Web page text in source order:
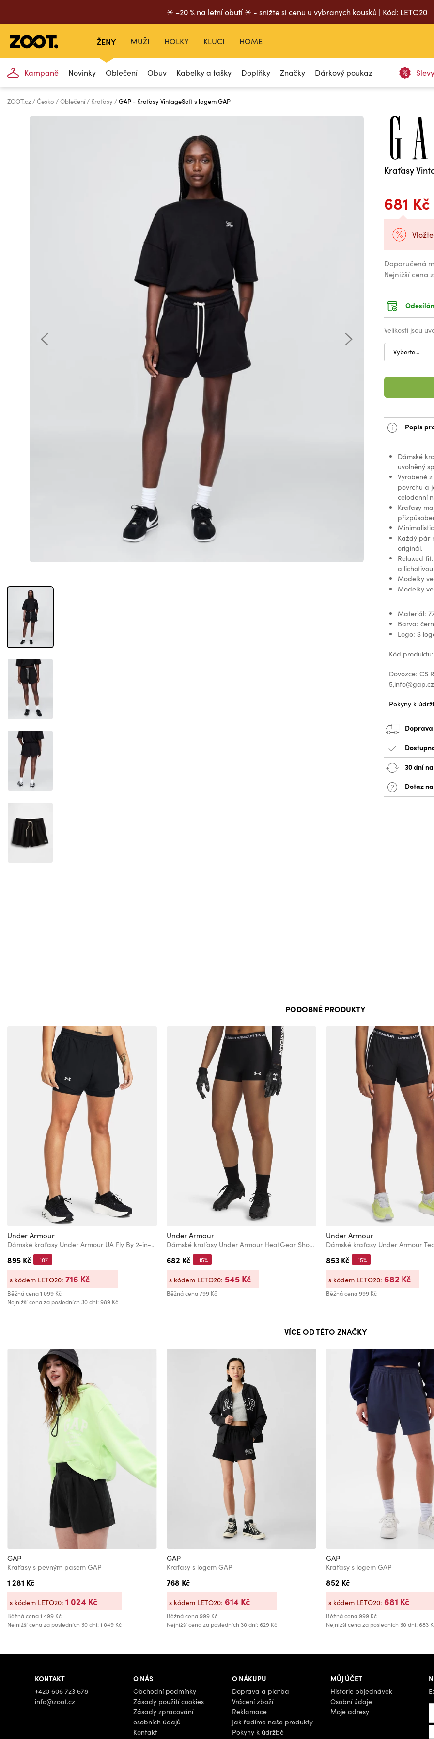
☀ –20 % na letní obutí ☀ - snižte si cenu u vybraných kousků | Kód: LETO20
ŽENY
Kampaně Novinky Oblečení Obuv Kabelky a tašky Doplňky Značky Dárkový poukaz Slevy
MUŽI HOLKY KLUCI HOME
ZOOT.cz Česko Oblečení Kraťasy GAP - Kraťasy VintageSoft s logem GAP
Kraťasy
681 Kč
Doporučená
Nejnižší cena
Velikosti jsou
Vyberte...
Popis
Dámské
uvolněný
Vyrobené
povrchu a
celodenní
Kraťasy
Každý pár
originál.
Relaxed
a
Modelky
Modelky
Materiál:
Barva:
Logo: S
Kód
Dovozce: CS
5,info@gap.cz
Pokyny k
Doprava
30 dní
Dotaz
PODOBNÉ PRODUKTY
Under Armour
Dámské kraťasy Under Armour UA Fly By 2-in-1 Shorts
895 Kč
Běžná cena1 099 Kč
Nejnižší cena za posledních 30 dní: 989 Kč
-10%
s kódem LETO20: 716 Kč
Under Armour
Dámské kraťasy Under Armour HeatGear Shorty
682 Kč
Běžná cena799 Kč
-15%
s kódem LETO20: 545 Kč
Under Armour
853 Kč
Běžná cena999 Kč
-15%
s kódem LETO20: 682 Kč
VÍCE OD TÉTO ZNAČKY
GAP
Kraťasy s pevným pasem GAP
1 281 Kč
Běžná cena1 499 Kč
Nejnižší cena za posledních 30 dní: 1 049 Kč
s kódem LETO20: 1 024 Kč
GAP
Kraťasy s logem GAP
768 Kč
Běžná cena999 Kč
Nejnižší cena za posledních 30 dní: 629 Kč
s kódem LETO20: 614 Kč
GAP
Kraťasy s logem GAP
852 Kč
Běžná cena999 Kč
Nejnižší cena za posledních 30 dní: 683
s kódem LETO20: 681 Kč
KONTAKT
+420 606 723 678
info@zoot.cz
O NÁS
Obchodní podmínky
Zásady použití cookies
Zásady zpracování
osobních údajů
Kontakt
O NÁKUPU
Doprava a platba
Vrácení zboží
Reklamace
Jak řadíme naše produkty
Pokyny k údržbě
MŮJ ÚČET
Historie objednávek
Osobní údaje
Moje adresy